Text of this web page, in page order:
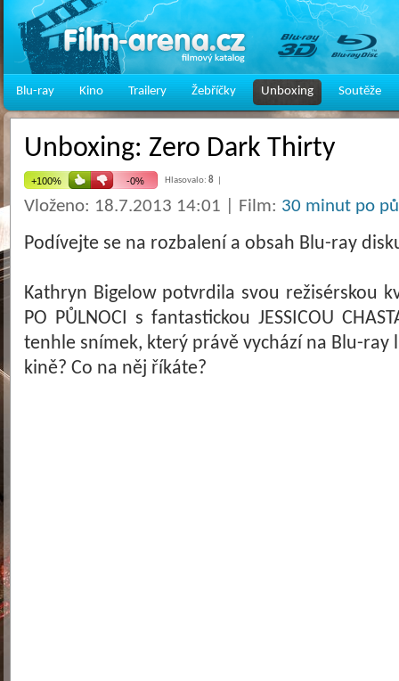
Blu-ray Kino Trailery Žebříčky Unboxing Soutěže
Unboxing: Zero Dark Thirty
Hlasovalo: 8
Vloženo: 18.7.2013 14:01 | Film: 30 minut po
Podívejte se na rozbalení a obsah Blu-ray
Kathryn Bigelow potvrdila svou režisérskou
PO PŮLNOCI s fantastickou JESSICOU
tenhle snímek, který právě vychází na Blu-ray
kině? Co na něj říkáte?